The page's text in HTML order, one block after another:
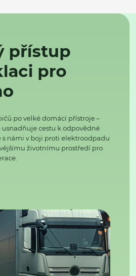
přístup
pro
po velké domácí přístroje –
usnadňuje cestu k odpovědné
s námi v boji proti elektroodpadu
životnímu prostředí pro